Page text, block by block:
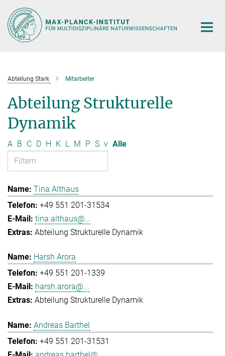
Hauptinhalt
Abteilung Stark Mitarbeiter
Abteilung Strukturelle
Dynamik
A B C D H K L M P S v Alle
Tina Althaus
+49 551 201-31534
tina.althaus@...
Abteilung Strukturelle Dynamik
Harsh Arora
+49 551 201-1339
harsh.arora@...
Abteilung Strukturelle Dynamik
Andreas Barthel
+49 551 201-31531